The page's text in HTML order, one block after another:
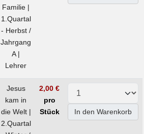
Familie |
1.Quartal
- Herbst /
Jahrgang
A |
Lehrer
Jesus
kam in
die Welt |
2.Quartal
2,00 €
pro
Stück
In den Warenkorb